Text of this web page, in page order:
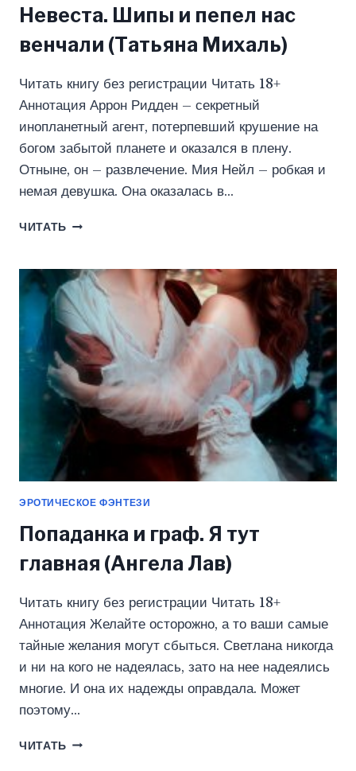
Невеста. Шипы и пепел нас
венчали (Татьяна Михаль)
Читать книгу без регистрации Читать 18+
Аннотация Аррон Ридден – секретный
инопланетный агент, потерпевший крушение на
богом забытой планете и оказался в плену.
Отныне, он – развлечение. Мия Нейл – робкая и
немая девушка. Она оказалась в…
ЧИТАТЬ НЕВЕСТА.
ПЕПЕЛ
НАС
ВЕНЧАЛИ
(ТАТЬЯНА
МИХАЛЬ)
ЭРОТИЧЕСКОЕ ФЭНТЕЗИ
Попаданка и граф. Я тут
главная (Ангела Лав)
Читать книгу без регистрации Читать 18+
Аннотация Желайте осторожно, а то ваши самые
тайные желания могут сбыться. Светлана никогда
и ни на кого не надеялась, зато на нее надеялись
многие. И она их надежды оправдала. Может
поэтому…
ЧИТАТЬ ПОПАДАНКА